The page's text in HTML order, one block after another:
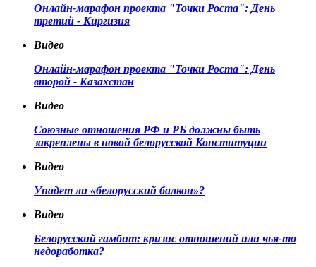
Онлайн-марафон проекта "Точки Роста": День
третий - Киргизия
Видео
Онлайн-марафон проекта "Точки Роста": День
второй - Казахстан
Видео
Союзные отношения РФ и РБ должны быть
закреплены в новой белорусской Конституции
Видео
Упадет ли «белорусский балкон»?
Видео
Белорусский гамбит: кризис отношений или чья-то
недоработка?